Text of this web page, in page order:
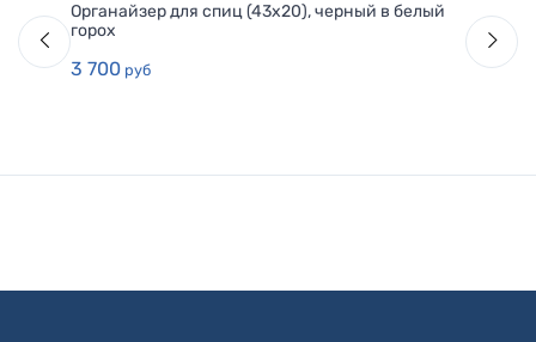
Органайзер для спиц (43х20), черный в белый
горох
3 700 руб